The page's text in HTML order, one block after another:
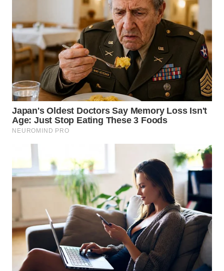
NIAS
WN
LANGKAT
WN
TAPANULI
WN
TANJUNG
WN
KARO
WN
SIMALUNGUN
WN
LABUHANBATU